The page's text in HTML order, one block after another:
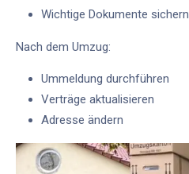
Wichtige Dokumente sichern
Nach dem Umzug:
Ummeldung durchführen
Verträge aktualisieren
Adresse ändern